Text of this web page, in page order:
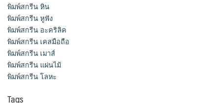
พิมพ์สกรีน หิน
พิมพ์สกรีน หูฟัง
พิมพ์สกรีน อะคริลิค
พิมพ์สกรีน เคสมือถือ
พิมพ์สกรีน เมาส์
พิมพ์สกรีน แผ่นไม้
พิมพ์สกรีน โลหะ
Tags